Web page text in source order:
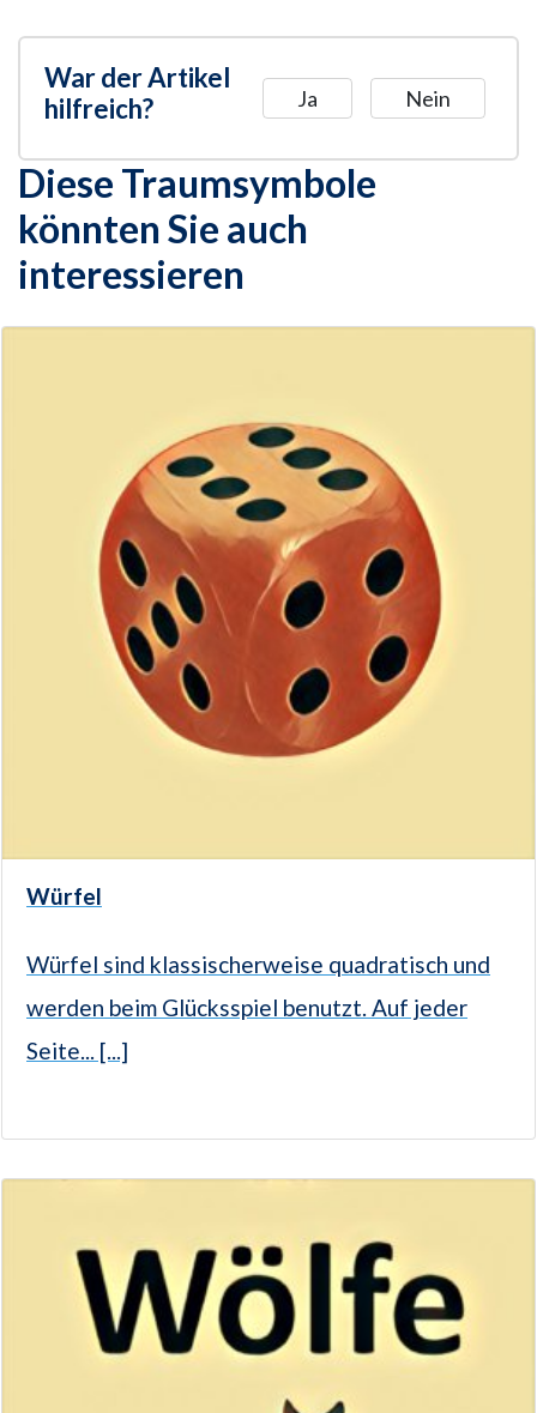
War der Artikel
hilfreich?
Ja Nein
Diese Traumsymbole
könnten Sie auch
interessieren
Würfel
Würfel sind klassischerweise quadratisch und
werden beim Glücksspiel benutzt. Auf jeder
Seite... [...]